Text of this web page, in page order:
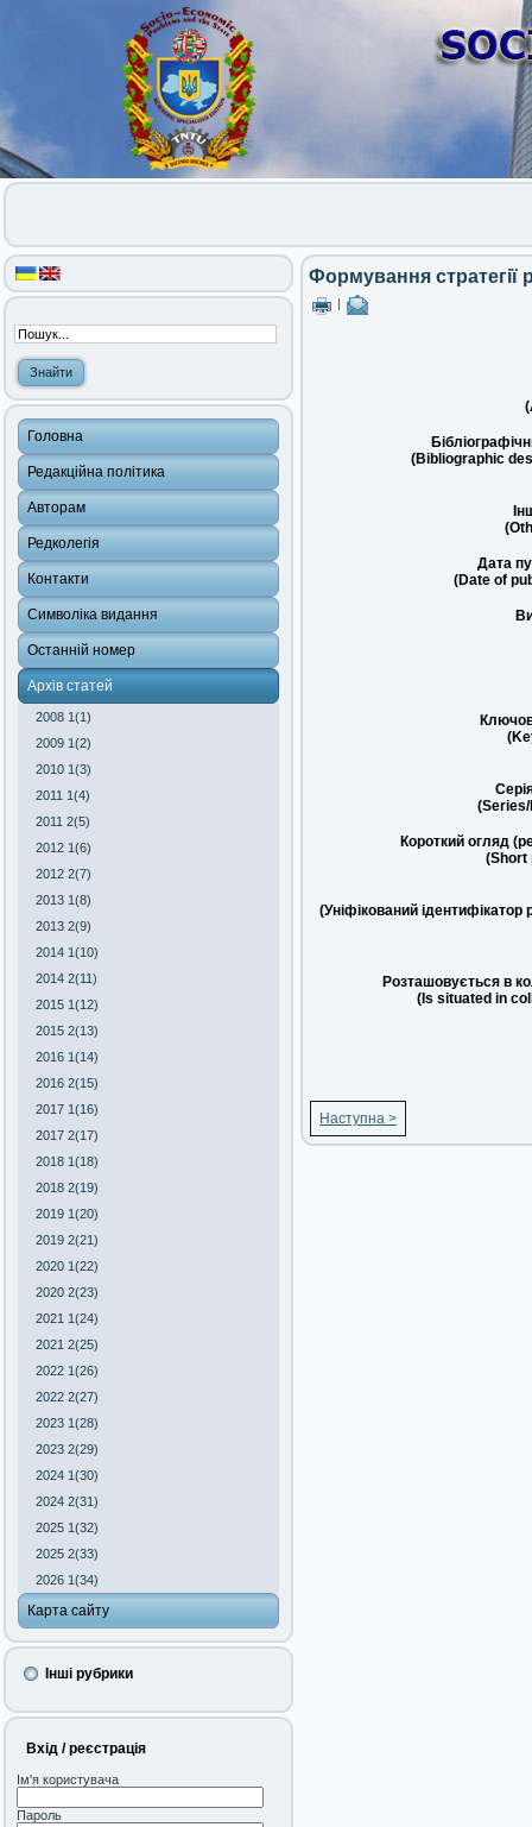
Головна
Редакційна політика
Авторам
Редколегія
Контакти
Символіка видання
Останній номер
Архів статей
2008 1(1)
2009 1(2)
2010 1(3)
2011 1(4)
2011 2(5)
2012 1(6)
2012 2(7)
2013 1(8)
2013 2(9)
2014 1(10)
2014 2(11)
2015 1(12)
2015 2(13)
2016 1(14)
2016 2(15)
2017 1(16)
2017 2(17)
2018 1(18)
2018 2(19)
2019 1(20)
2019 2(21)
2020 1(22)
2020 2(23)
2021 1(24)
2021 2(25)
2022 1(26)
2022 2(27)
2023 1(28)
2023 2(29)
2024 1(30)
2024 2(31)
2025 1(32)
2025 2(33)
2026 1(34)
Карта сайту
Інші рубрики
Вхід / реєстрація
Ім'я користувача
Пароль
Формування стратегії
(Bibliographic
Дата
(Date of
Короткий огляд
(Short
(Уніфікований ідентифікатор
Розташовується в
(Is situated in
Наступна >